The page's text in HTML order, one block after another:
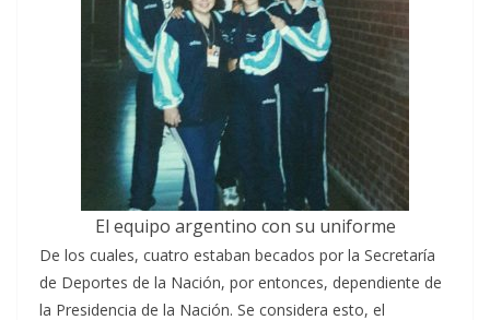
El equipo argentino con su uniforme
De los cuales, cuatro estaban becados por la Secretaría
de Deportes de la Nación, por entonces, dependiente de
la Presidencia de la Nación. Se considera esto, el